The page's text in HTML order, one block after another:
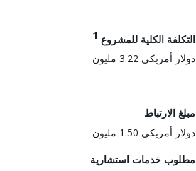
التكلفة الكلية للمشروع 1
دولار أمريكي 3.22 مليون
مبلغ الارتباط
دولار أمريكي 1.50 مليون
مطلوب خدمات استشارية